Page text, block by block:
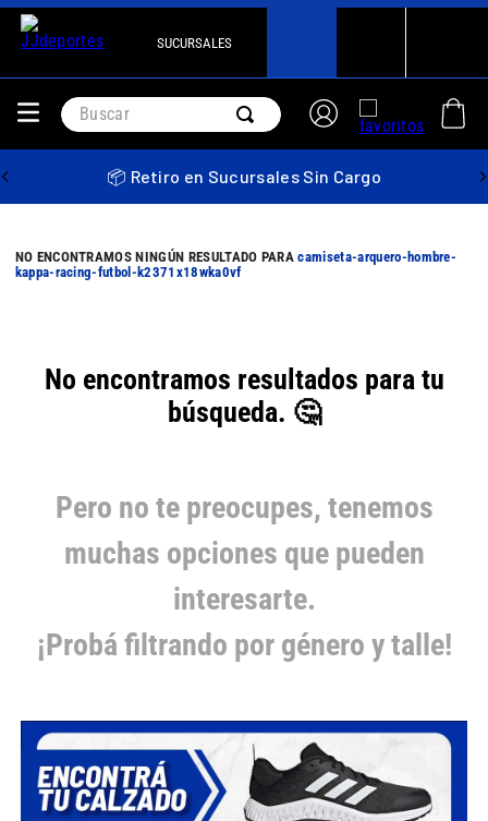
SUCURSALES
Buscar
📦 Retiro en Sucursales Sin Cargo
camiseta-arquero-hombre-
kappa-racing-futbol-k2371x18wka0vf
No encontramos resultados para tu
búsqueda. 🤔
Pero no te preocupes, tenemos
muchas opciones que pueden
interesarte.
¡Probá filtrando por género y talle!